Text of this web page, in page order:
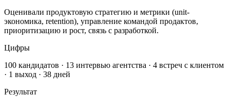
Оценивали продуктовую стратегию и метрики (unit-
экономика, retention), управление командой продактов,
приоритизацию и рост, связь с разработкой.
Цифры
100 кандидатов · 13 интервью агентства · 4 встреч с клиентом
· 1 выход · 38 дней
Результат